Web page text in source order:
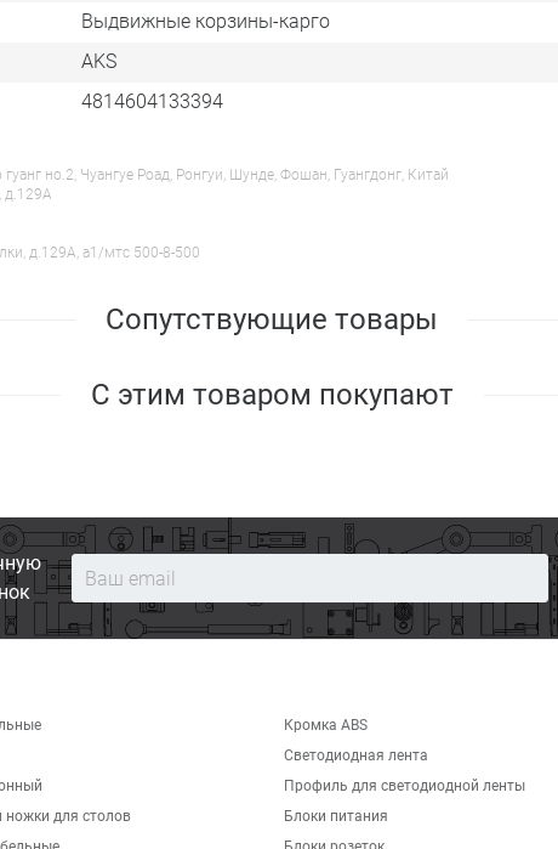
Выдвижные корзины-карго
AKS
4814604133394
но.2, Чуангуе Роад, Ронгуи, Шунде, Фошан, Гуангдонг, Китай
д.129А
д.129А, a1/мтс 500-8-500
Сопутствующие товары
С этим товаром покупают
ножки для столов
Кромка ABS
Светодиодная лента
Профиль для светодиодной ленты
Блоки питания